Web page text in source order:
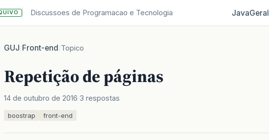
Discussoes de Programacao e Tecnologia JavaGeral
GUJ/Front-end/Topico
Repetição de páginas
14 de outubro de 2016 3 respostas
boostrap front-end